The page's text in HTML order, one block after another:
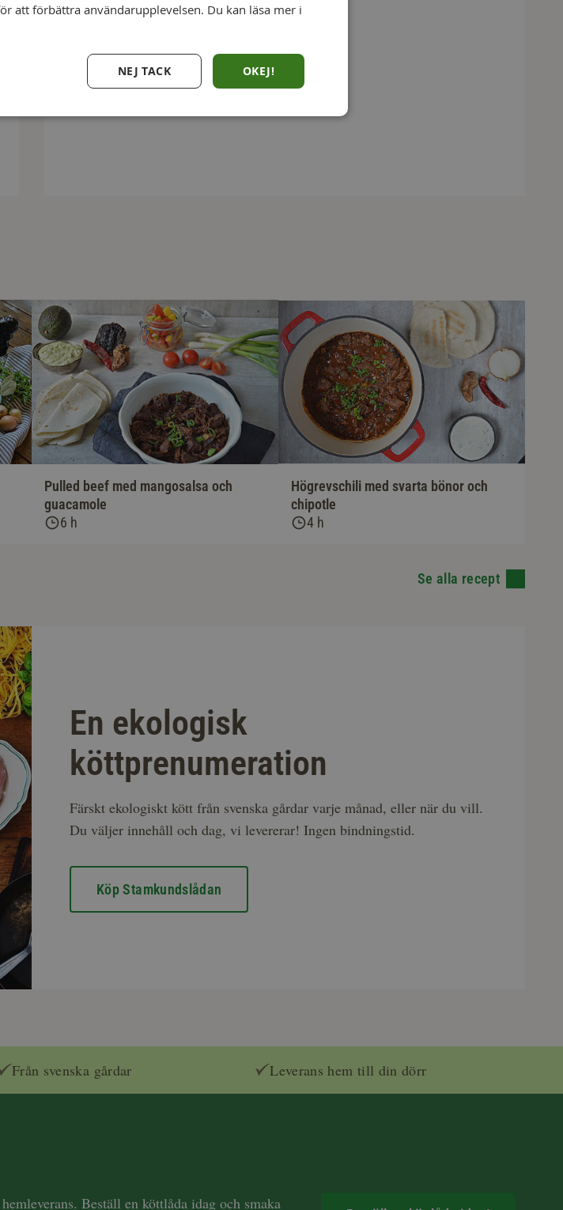
Pulled beef med mangosalsa och
guacamole
6 h
Högrevschili med svarta bönor och
chipotle
4 h
Se alla recept
En ekologisk
köttprenumeration
Färskt ekologiskt kött från svenska gårdar varje månad, eller när du vill.
Du väljer innehåll och dag, vi levererar! Ingen bindningstid.
Köp Stamkundslådan
Från svenska gårdar Leverans hem till din dörr
Beställ en köttlåda idag och smaka
att förbättra användarupplevelsen. Du kan läsa mer i
OKEJ!
NEJ TACK